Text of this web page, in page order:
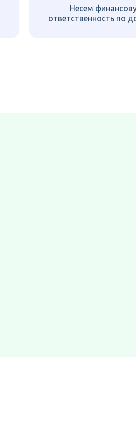
Несем
ответственность по